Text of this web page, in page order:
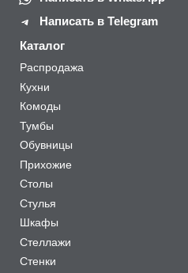
Написать в Telegram
Каталог
Распродажа
Кухни
Комоды
Тумбы
Обувницы
Прихожие
Столы
Стулья
Шкафы
Стеллажи
Стенки